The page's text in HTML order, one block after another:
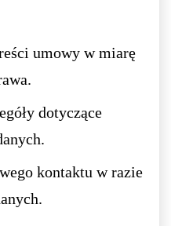
umowy w miarę
dotyczące
kontaktu w razie